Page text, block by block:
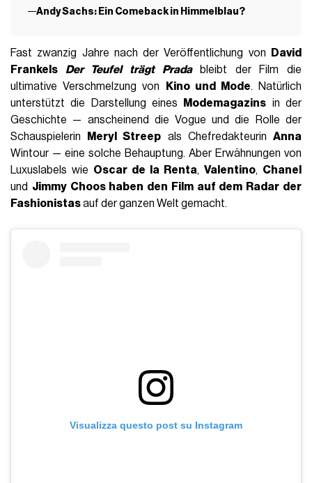
Andy Sachs: Ein Comeback in Himmelblau?
Fast zwanzig Jahre nach der Veröffentlichung von
David
Frankels Der Teufel trägt Pradableibt der Film die
ultimative Verschmelzung von
Kino und Mode. Natürlich
unterstützt die Darstellung eines
Modemagazins in der
Geschichte — anscheinend die Vogue und die Rolle der
Schauspielerin
Meryl Streep als Chefredakteurin Anna
Wintour — eine solche Behauptung. Aber Erwähnungen von
Luxuslabels wie Oscar de la Renta, Valentino, Chanel
und Jimmy Choos haben den Film auf dem Radar der
Fashionistasauf der ganzen Welt gemacht.
Visualizza questo post su Instagram